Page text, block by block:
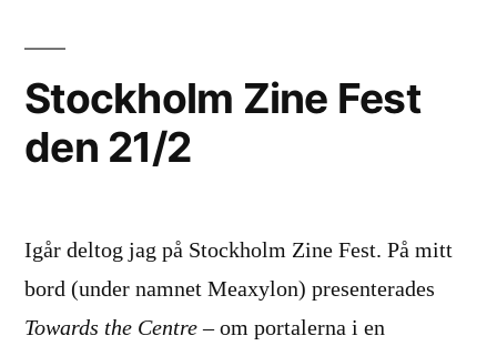
Stockholm Zine Fest
den 21/2
Igår deltog jag på Stockholm Zine Fest. På mitt
bord (under namnet Meaxylon) presenterades
Towards the Centre– om portalerna i en